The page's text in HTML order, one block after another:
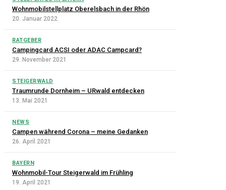
Wohnmobilstellplatz Oberelsbach in der Rhön
20. Januar 2022
RATGEBER
Campingcard ACSI oder ADAC Campcard?
29. November 2021
STEIGERWALD
Traumrunde Dornheim – URwald entdecken
13. Mai 2021
NEWS
Campen während Corona – meine Gedanken
26. April 2021
BAYERN
Wohnmobil-Tour Steigerwald im Frühling
19. April 2021